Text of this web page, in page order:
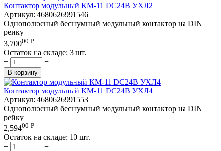
Контактор модульный КМ-11 DC24В УХЛ2
Артикул: 4680626991546
Однополюсный бесшумный модульный контактор на DIN
рейку
3,70000 Р
Остаток на складе: 3 шт.
+
−
В корзину
Контактор модульный КМ-11 DC24В УХЛ4
Артикул: 4680626991553
Однополюсный бесшумный модульный контактор на DIN
рейку
2,59400 Р
Остаток на складе: 10 шт.
+
−